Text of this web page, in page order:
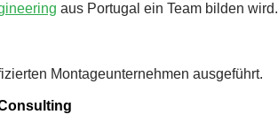
aus Portugal ein Team bilden wird.
Montageunternehmen ausgeführt.